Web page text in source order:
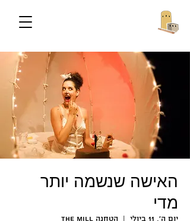
האישה שנשמה יותר
מדי
יום ה׳, 11 ביולי
  |
הטחנה The Mill